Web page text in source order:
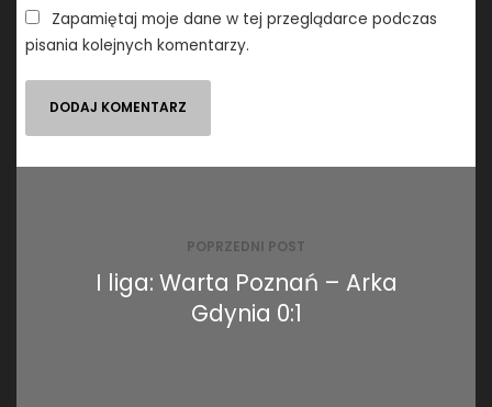
Zapamiętaj moje dane w tej przeglądarce podczas
pisania kolejnych komentarzy.
POPRZEDNI POST
I liga: Warta Poznań – Arka
Gdynia 0:1